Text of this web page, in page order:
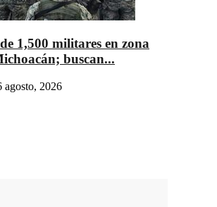
1,500 militares en zona
buscan...
agosto, 2026